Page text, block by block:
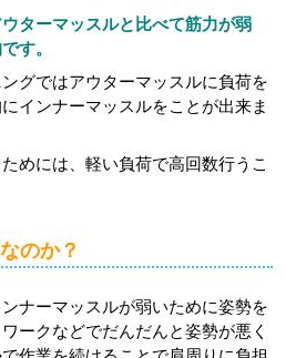
ターマッスルと比べて筋力が弱
す。
グではアウターマッスルに負荷を
インナーマッスルをことが出来ま
めには、軽い負荷で高回数行うこ
のか？
ナーマッスルが弱いために姿勢を
ークなどでだんだんと姿勢が悪く